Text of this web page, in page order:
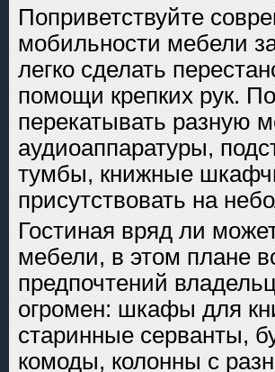
Поприветствуйте
мобильности мебели
легко сделать
помощи крепких рук.
перекатывать разную
аудиоаппаратуры,
тумбы, книжные
присутствовать на
Гостиная вряд ли
мебели, в этом плане
предпочтений
огромен: шкафы для
старинные серванты,
комоды, колонны с